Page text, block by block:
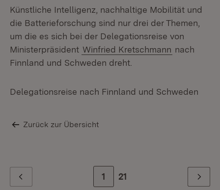
Künstliche Intelligenz, nachhaltige Mobilität und
die Batterieforschung sind nur drei der Themen,
um die es sich bei der Delegationsreise von
Ministerpräsident Winfried Kretschmann nach
Finnland und Schweden dreht.
Delegationsreise nach Finnland und Schweden
Zurück zur Übersicht
Zur Seite
1 Zur letzten Seite
21 Weiter